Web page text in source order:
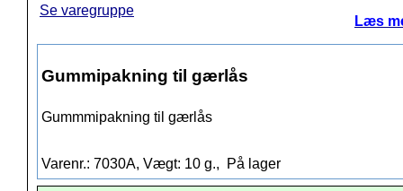
Se varegruppe
Læs
Gummipakning til gærlås
Gummmipakning til gærlås
Varenr.: 7030A, Vægt: 10 g., På lager